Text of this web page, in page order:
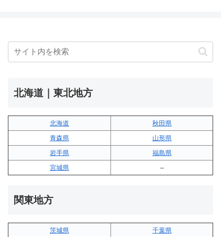
北海道｜東北地方
北海道
秋田県
青森県
山形県
岩手県
福島県
宮城県
–
関東地方
茨城県
千葉県